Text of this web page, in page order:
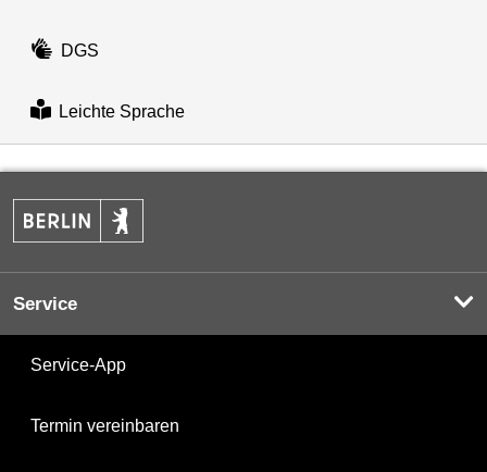
DGS
Leichte Sprache
Service
Service-App
Termin vereinbaren